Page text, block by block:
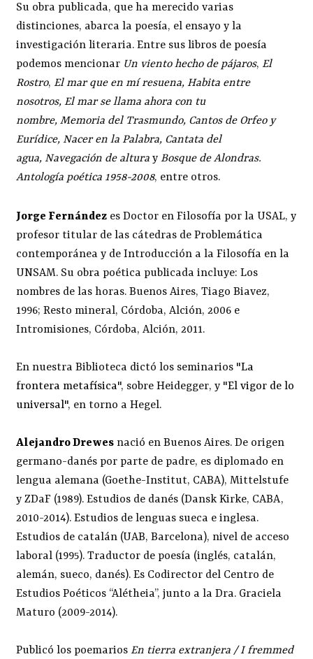
Su obra publicada, que ha merecido varias
distinciones, abarca la poesía, el ensayo y la
investigación literaria. Entre sus libros de poesía
podemos mencionar Un viento hecho de pájaros,El
Rostro,El mar que en mí resuena, Habita entre
nosotros, El mar se llama ahora con tu
nombre, Memoria del Trasmundo, Cantos de Orfeo y
Eurídice, Nacer en la Palabra, Cantata del
agua, Navegación de alturay Bosque de Alondras.
Antología poética 1958-2008, entre otros.
Jorge Fernández es Doctor en Filosofía por la USAL, y
profesor titular de las cátedras de Problemática
contemporánea y de Introducción a la Filosofía en la
UNSAM. Su obra poética publicada incluye: Los
nombres de las horas. Buenos Aires, Tiago Biavez,
1996; Resto mineral, Córdoba, Alción, 2006 e
Intromisiones, Córdoba, Alción, 2011.
En nuestra Biblioteca dictó los seminarios "La
frontera metafísica", sobre Heidegger, y "El vigor de lo
universal", en torno a Hegel.
Alejandro Drewes nació en Buenos Aires. De origen
germano-danés por parte de padre, es diplomado en
lengua alemana (Goethe-Institut, CABA), Mittelstufe
y ZDaF (1989). Estudios de danés (Dansk Kirke, CABA,
2010-2014). Estudios de lenguas sueca e inglesa.
Estudios de catalán (UAB, Barcelona), nivel de acceso
laboral (1995). Traductor de poesía (inglés, catalán,
alemán, sueco, danés). Es Codirector del Centro de
Estudios Poéticos “Alétheia”, junto a la Dra. Graciela
Maturo (2009-2014).
Publicó los poemariosEn tierra extranjera / I fremmed